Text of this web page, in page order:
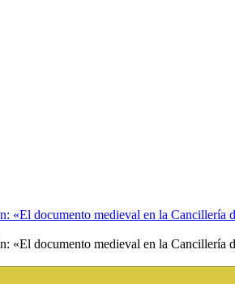
«El documento medieval en la Cancillería
«El documento medieval en la Cancillería